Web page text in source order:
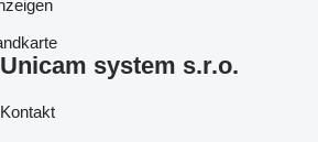
Unicam system s.r.o.
Kontakt